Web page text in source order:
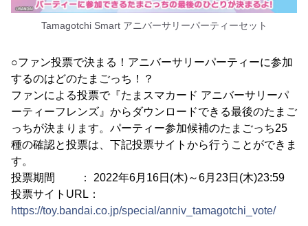
Tamagotchi Smart アニバーサリーパーティーセット
○ファン投票で決まる！アニバーサリーパーティーに参加
するのはどのたまごっち！？
ファンによる投票で『たまスマカード アニバーサリーパ
ーティーフレンズ』からダウンロードできる最後のたまご
っちが決まります。パーティー参加候補のたまごっち25
種の確認と投票は、下記投票サイトから行うことができま
す。
投票期間 ： 2022年6月16日(木)～6月23日(木)23:59
投票サイトURL：
https://toy.bandai.co.jp/special/anniv_tamagotchi_vote/